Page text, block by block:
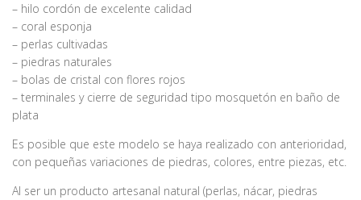
– hilo cordón de excelente calidad
– coral esponja
– perlas cultivadas
– piedras naturales
– bolas de cristal con flores rojos
– terminales y cierre de seguridad tipo mosquetón en baño de
plata
Es posible que este modelo se haya realizado con anterioridad,
con pequeñas variaciones de piedras, colores, entre piezas, etc.
Al ser un producto artesanal natural (perlas, nácar, piedras